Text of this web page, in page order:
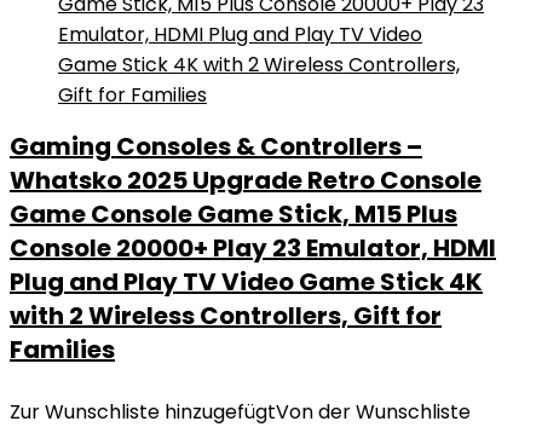
Gaming Consoles & Controllers –
Whatsko 2025 Upgrade Retro Console
Game Console Game Stick, M15 Plus
Console 20000+ Play 23 Emulator, HDMI
Plug and Play TV Video Game Stick 4K
with 2 Wireless Controllers, Gift for
Families
Zur Wunschliste hinzugefügtVon der Wunschliste